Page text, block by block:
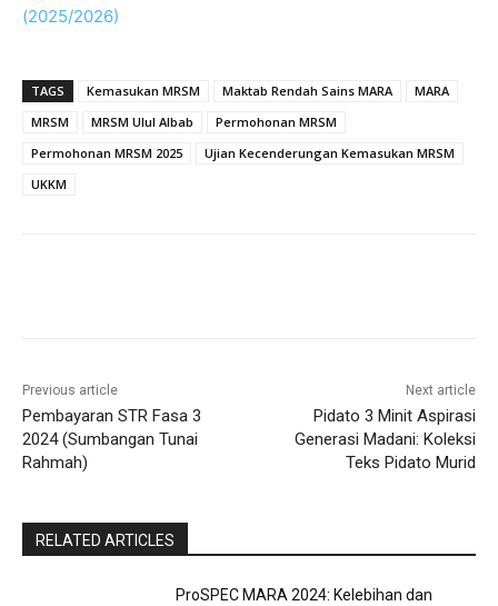
(2025/2026)
TAGS Kemasukan MRSM Maktab Rendah Sains MARA
MARA
MRSM
MRSM Ulul Albab
Permohonan MRSM
Permohonan MRSM 2025
Ujian Kecenderungan Kemasukan MRSM
UKKM
Previous article
Pembayaran STR Fasa 3
2024 (Sumbangan Tunai
Rahmah)
Next article
Pidato 3 Minit Aspirasi
Generasi Madani: Koleksi
Teks Pidato Murid
RELATED ARTICLES
ProSPEC MARA 2024: Kelebihan dan